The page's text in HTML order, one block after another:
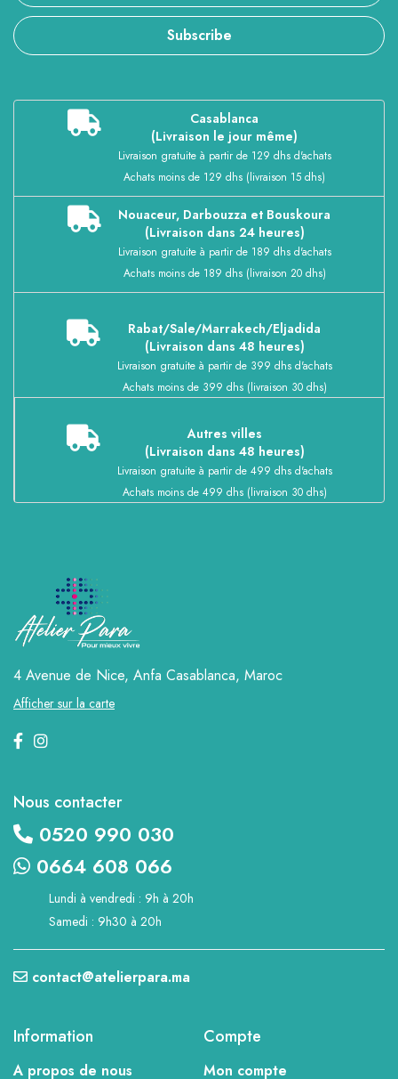
Subscribe
Casablanca
(Livraison le jour même)
Livraison gratuite à partir de 129 dhs d'achats
Achats moins de 129 dhs (livraison 15 dhs)
Nouaceur, Darbouzza et Bouskoura
(Livraison dans 24 heures)
Livraison gratuite à partir de 189 dhs d'achats
Achats moins de 189 dhs (livraison 20 dhs)
Rabat/Sale/Marrakech/Eljadida
(Livraison dans 48 heures)
Livraison gratuite à partir de 399 dhs d'achats
Achats moins de 399 dhs (livraison 30 dhs)
Autres villes
(Livraison dans 48 heures)
Livraison gratuite à partir de 499 dhs d'achats
Achats moins de 499 dhs (livraison 30 dhs)
4 Avenue de Nice, Anfa Casablanca, Maroc
Afficher sur la carte
Nous contacter
0520 990 030
0664 608 066
Lundi à vendredi : 9h à 20h
Samedi : 9h30 à 20h
contact@atelierpara.ma
Information
A propos de nous
Compte
Mon compte